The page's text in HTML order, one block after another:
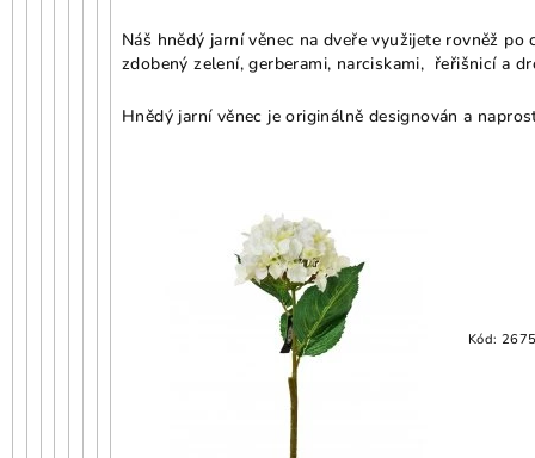
Náš hnědý jarní věnec na dveře využijete rovněž
zdobený zelení, gerberami, narciskami, řeřišnicí a
Hnědý jarní věnec je originálně designován a
Kód: